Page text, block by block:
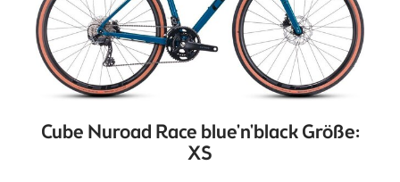
Cube Nuroad Race blue'n'black Größe:
XS